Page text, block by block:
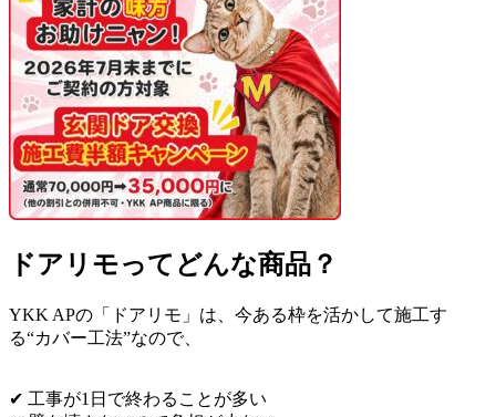
ドアリモってどんな商品？
YKK APの「ドアリモ」は、今ある枠を活かして施工す
る“カバー工法”なので、
✔ 工事が1日で終わることが多い